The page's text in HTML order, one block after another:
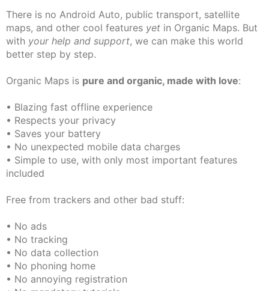
There is no Android Auto, public transport, satellite
maps, and other cool features yet in Organic Maps. But
with your help and support, we can make this world
better step by step.
Organic Maps is pure and organic, made with love:
• Blazing fast offline experience
• Respects your privacy
• Saves your battery
• No unexpected mobile data charges
• Simple to use, with only most important features
included
Free from trackers and other bad stuff:
• No ads
• No tracking
• No data collection
• No phoning home
• No annoying registration